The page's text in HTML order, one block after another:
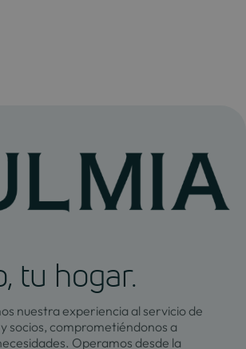
tu hogar.
nuestra experiencia al servicio de
socios, comprometiéndonos a
Operamos desde la